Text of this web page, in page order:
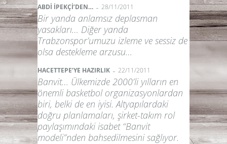
ABDİ İPEKÇİ’DEN… - 28/11/2011
Bir yanda anlamsız deplasman
yasakları… Diğer yanda
Trabzonspor’umuzu izleme ve sessiz de
olsa destekleme arzusu…
HACETTEPE’YE HAZIRLIK - 22/11/2011
Banvit… Ülkemizde 2000’li yılların en
önemli basketbol organizasyonlardan
biri, belki de en iyisi. Altyapılardaki
doğru planlamaları, şirket-takım rol
paylaşımındaki isabet “Banvit
modeli”nden bahsedilmesini sağlıyor.